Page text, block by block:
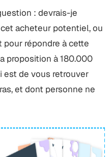
: devrais-je
acheteur potentiel, ou
pour répondre à cette
proposition à 180.000
est de vous retrouver
et dont personne ne